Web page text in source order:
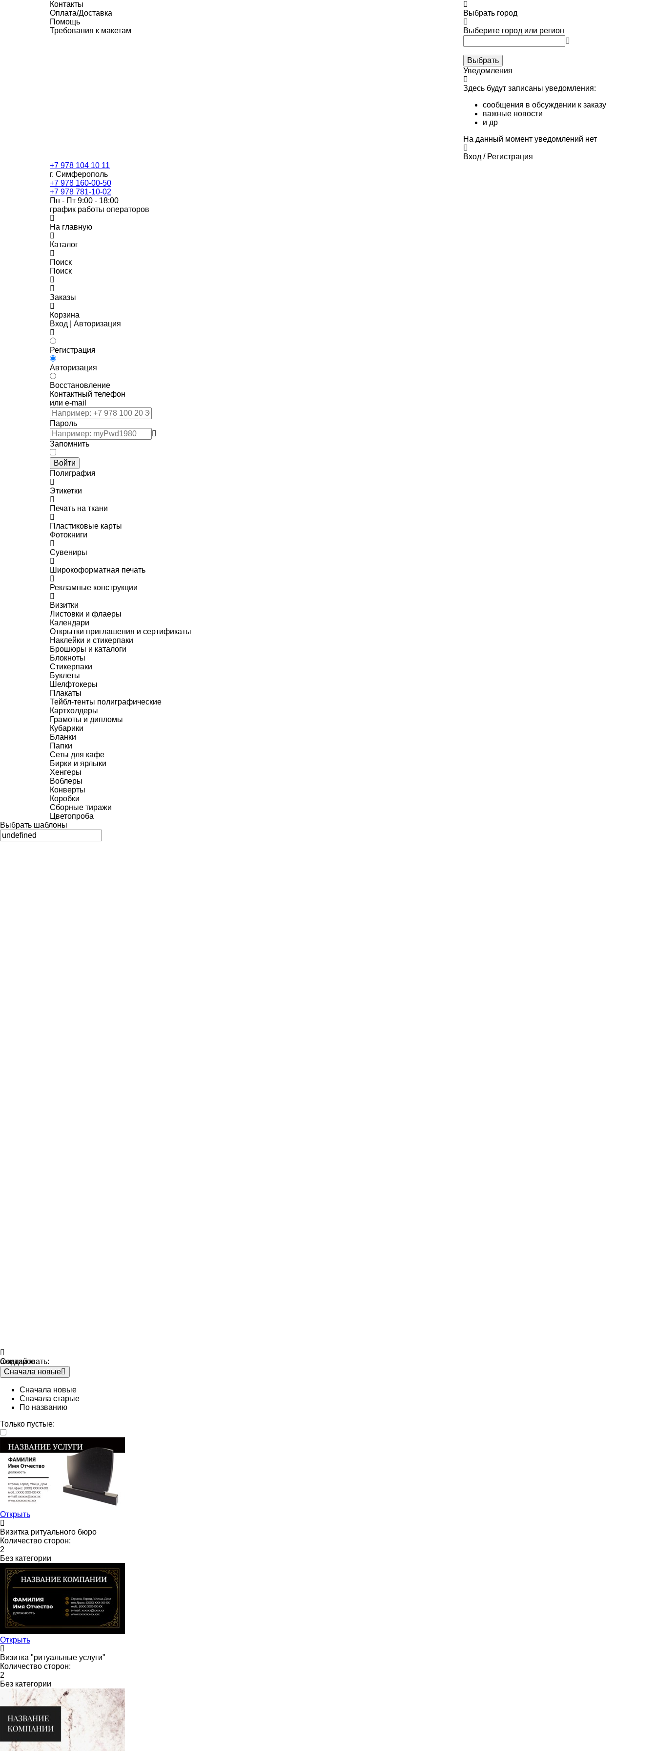
Контакты
Оплата/Доставка
Помощь
Требования к макетам
Выбрать город
Выберите город или регион
Выбрать
Уведомления
Здесь будут записаны уведомления:
сообщения в обсуждении к заказу
важные новости
и др
На данный момент уведомлений нет
Вход / Регистрация
+7 978 104 10 11
г. Симферополь
+7 978 160-00-50
+7 978 781-10-02
Пн - Пт 9:00 - 18:00
график работы операторов
На главную
Каталог
Поиск
Поиск
Заказы
Корзина
Вход | Авторизация
Регистрация
Авторизация
Восстановление
Контактный телефон
или e-mail
Пароль
Запомнить
Войти
Полиграфия
Этикетки
Печать на ткани
Пластиковые карты
Фотокниги
Сувениры
Широкоформатная печать
Рекламные конструкции
Визитки
Листовки и флаеры
Календари
Открытки приглашения и сертификаты
Наклейки и стикерпаки
Брошюры и каталоги
Блокноты
Стикерпаки
Буклеты
Шелфтокеры
Плакаты
Тейбл-тенты полиграфические
Картхолдеры
Грамоты и дипломы
Кубарики
Бланки
Папки
Сеты для кафе
Бирки и ярлыки
Хенгеры
Воблеры
Конверты
Коробки
Сборные тиражи
Цветопроба
Выбрать шаблоны
Сортировать:
Сначала новые
Сначала новые
Сначала старые
По названию
Только пустые:
Открыть
Визитка ритуального бюро
Количество сторон:
2
Без категории
Открыть
Визитка "ритуальные услуги"
Количество сторон:
2
Без категории
ожидайте